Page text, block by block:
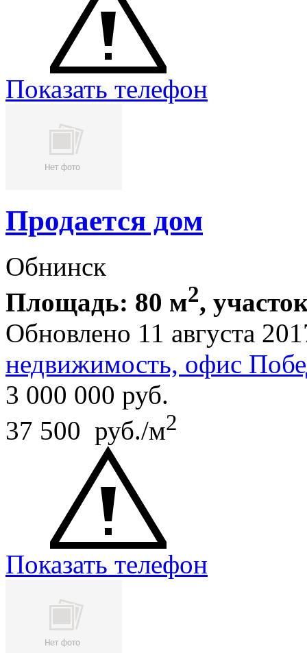
Показать телефон
Продается дом
Обнинск
Площадь: 80 м2,
Обновлено 11 августа
недвижимость, офис
3 000 000 руб.
37 500 руб./м2
Показать телефон